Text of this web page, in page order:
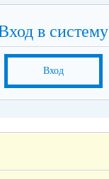
в систему
Вход